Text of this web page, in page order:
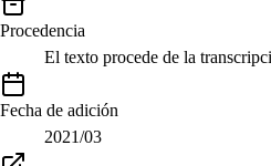
Procedencia
El texto procede de la
Fecha de adición
2021/03